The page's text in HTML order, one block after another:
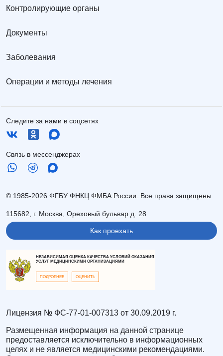
Контролирующие органы
Документы
Заболевания
Операции и методы лечения
Следите за нами в соцсетях
Связь в мессенджерах
© 1985-2026 ФГБУ ФНКЦ ФМБА России. Все права защищены
115682, г. Москва, Ореховый бульвар д. 28
Как проехать
НЕЗАВИСИМАЯ ОЦЕНКА КАЧЕСТВА УСЛОВИЙ ОКАЗАНИЯ
УСЛУГ МЕДИЦИНСКИМИ ОРГАНИЗАЦИЯМИ
ПОДРОБНЕЕ ОЦЕНИТЬ
Лицензия № ФС-77-01-007313 от 30.09.2019 г.
Размещенная информация на данной странице
предоставляется исключительно в информационных
целях и не является медицинскими рекомендациями.